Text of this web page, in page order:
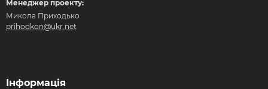
Менеджер проекту:
Микола Приходько
prihodkon@ukr.net
Інформація